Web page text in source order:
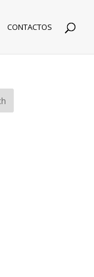
CONTACTOS